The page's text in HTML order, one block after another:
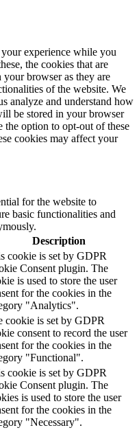
experience while you
the cookies that are
your browser as they are
of the website. We
analyze and understand how
be stored in your browser
the option to opt-out of these
cookies may affect your
for the website to
basic functionalities and
Description
cookie is set by GDPR
Consent plugin. The
is used to store the user
for the cookies in the
"Analytics".
cookie is set by GDPR
consent to record the user
for the cookies in the
"Functional".
cookie is set by GDPR
Consent plugin. The
is used to store the user
for the cookies in the
"Necessary".